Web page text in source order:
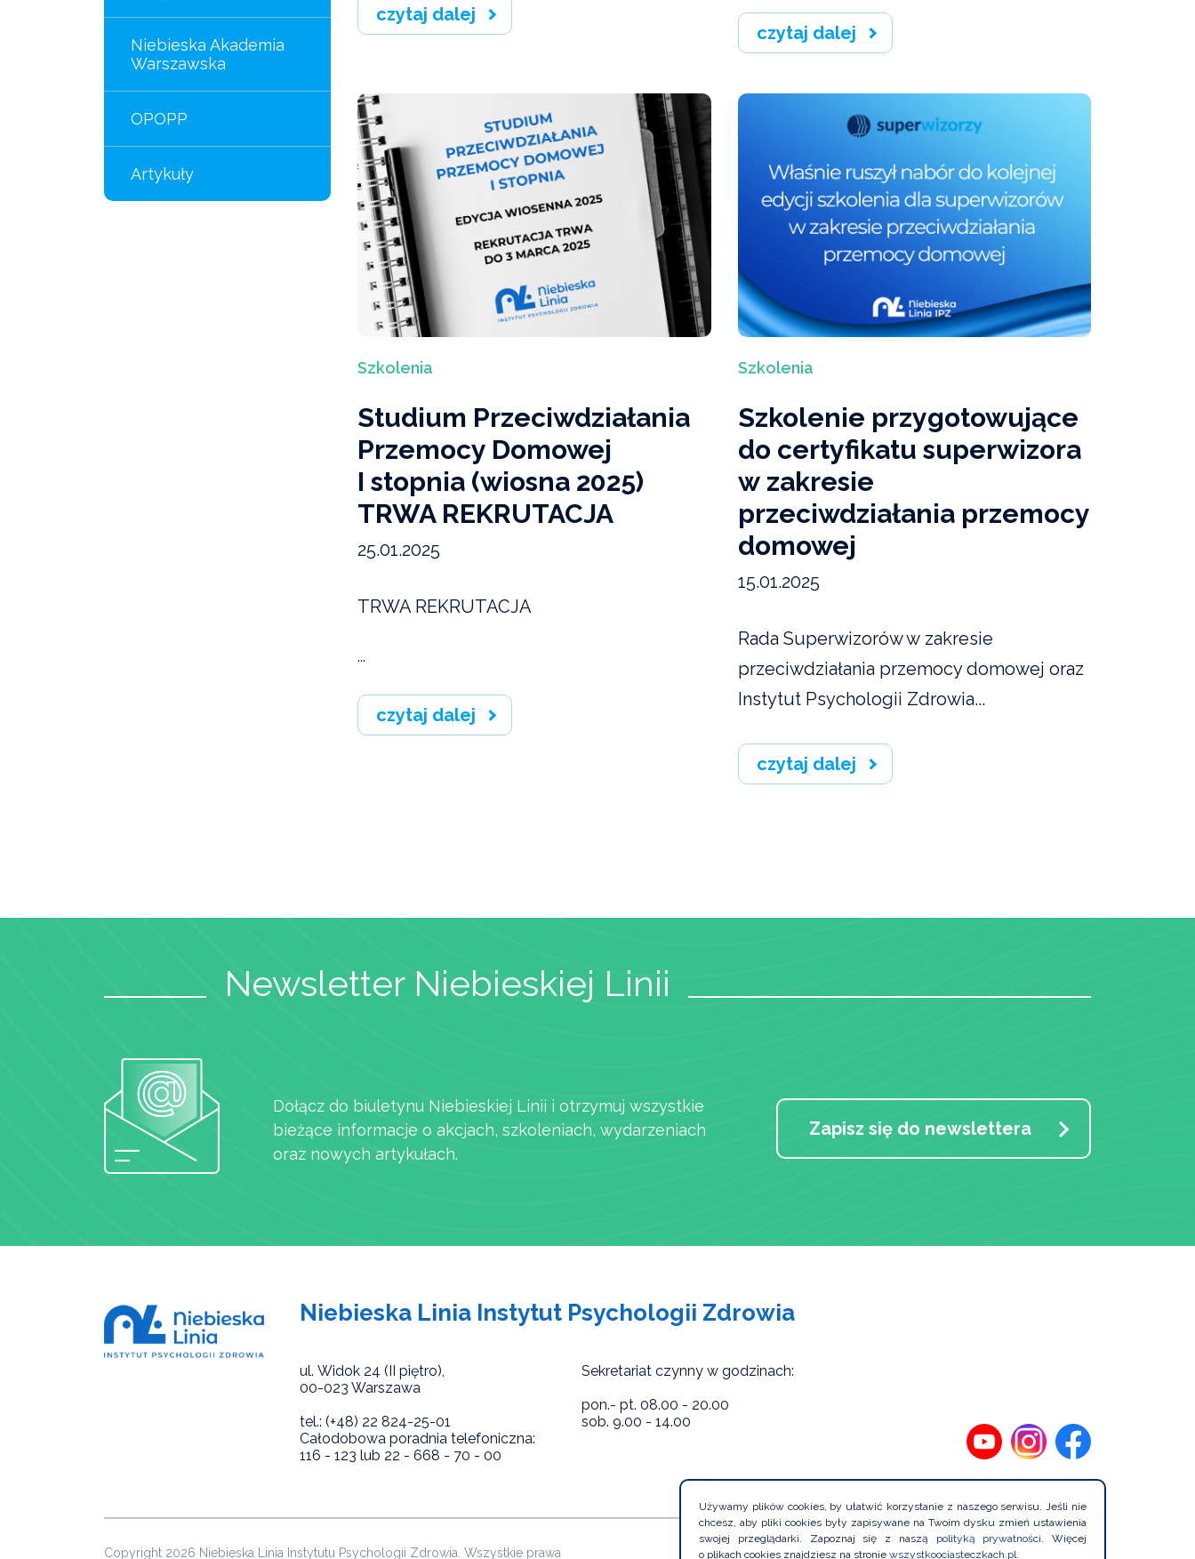
Niebieska Akademia
Warszawska
OPOPP
Artykuły
czytaj dalej
czytaj dalej
Szkolenia
Studium Przeciwdziałania
Przemocy Domowej
I stopnia (wiosna 2025)
TRWA REKRUTACJA
25.01.2025
TRWA REKRUTACJA
...
czytaj dalej
Szkolenia
Szkolenie przygotowujące
do certyfikatu superwizora
w zakresie
przeciwdziałania przemocy
domowej
15.01.2025
Rada Superwizorów w zakresie
przeciwdziałania przemocy domowej oraz
Instytut Psychologii Zdrowia...
czytaj dalej
Newsletter Niebieskiej Linii
Dołącz do biuletynu Niebieskiej Linii i otrzymuj wszystkie
bieżące informacje o akcjach, szkoleniach, wydarzeniach
oraz nowych artykułach.
Zapisz się do newslettera
Niebieska Linia Instytut Psychologii Zdrowia
ul. Widok 24 (II piętro),
00-023 Warszawa
tel.: (+48) 22 824-25-01
Całodobowa poradnia telefoniczna:
116 - 123 lub 22 - 668 - 70 - 00
Sekretariat czynny w godzinach:
pon.- pt. 08.00 - 20.00
sob. 9.00 - 14.00
Copyright 2026 Niebieska Linia Instytutu Psychologii Zdrowia. Wszystkie prawa Projekt
Używamy plików cookies, by ułatwić korzystanie z naszego serwisu. Jeśli nie
chcesz, aby pliki cookies były zapisywane na Twoim dysku zmień ustawienia
swojej przeglądarki. Zapoznaj się z naszą
polityką prywatności. Więcej
o plikach cookies znajdziesz na stronie wszystkoociasteczkach.pl.